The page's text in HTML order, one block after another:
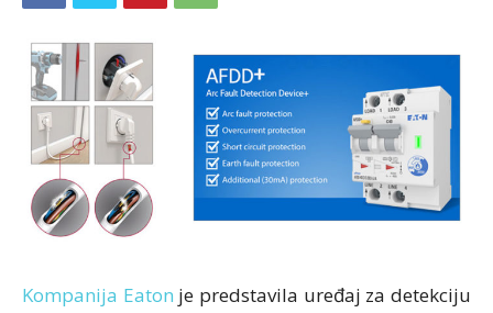
Kompanija Eaton je predstavila uređaj za detekciju